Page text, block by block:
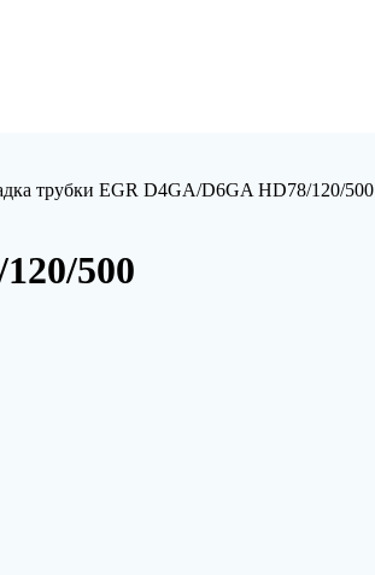
трубки EGR D4GA/D6GA HD78/120/500
500